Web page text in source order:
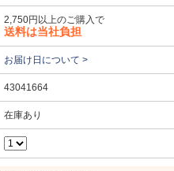
2,750円以上のご購入で
送料は当社負担
お届け日について >
43041664
在庫あり